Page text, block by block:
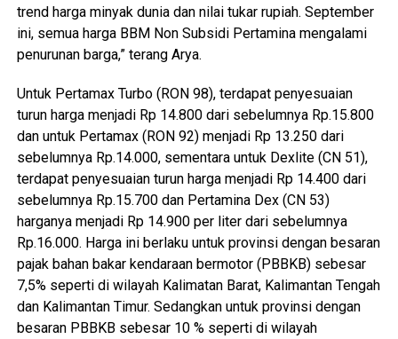
trend harga minyak dunia dan nilai tukar rupiah. September
ini, semua harga BBM Non Subsidi Pertamina mengalami
penurunan barga,” terang Arya.
Untuk Pertamax Turbo (RON 98), terdapat penyesuaian
turun harga menjadi Rp 14.800 dari sebelumnya Rp.15.800
dan untuk Pertamax (RON 92) menjadi Rp 13.250 dari
sebelumnya Rp.14.000, sementara untuk Dexlite (CN 51),
terdapat penyesuaian turun harga menjadi Rp 14.400 dari
sebelumnya Rp.15.700 dan Pertamina Dex (CN 53)
harganya menjadi Rp 14.900 per liter dari sebelumnya
Rp.16.000. Harga ini berlaku untuk provinsi dengan besaran
pajak bahan bakar kendaraan bermotor (PBBKB) sebesar
7,5% seperti di wilayah Kalimatan Barat, Kalimantan Tengah
dan Kalimantan Timur. Sedangkan untuk provinsi dengan
besaran PBBKB sebesar 10 % seperti di wilayah